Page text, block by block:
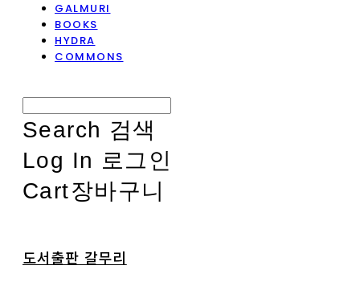
GALMURI
BOOKS
HYDRA
COMMONS
Search 검색
Log In 로그인
Cart장바구니
도서출판 갈무리